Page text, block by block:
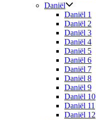
Daniël
Daniël 1
Daniël 2
Daniël 3
Daniël 4
Daniël 5
Daniël 6
Daniël 7
Daniël 8
Daniël 9
Daniël 10
Daniël 11
Daniël 12